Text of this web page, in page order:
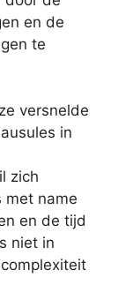
en de
te
versnelde
in
zich
met name
en de tijd
niet in